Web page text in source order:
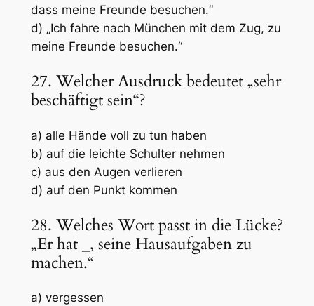
dass meine Freunde besuchen.“
d) „Ich fahre nach München mit dem Zug, zu
meine Freunde besuchen.“
27. Welcher Ausdruck bedeutet „sehr
beschäftigt sein“?
a) alle Hände voll zu tun haben
b) auf die leichte Schulter nehmen
c) aus den Augen verlieren
d) auf den Punkt kommen
28. Welches Wort passt in die Lücke?
„Er hat , seine Hausaufgaben zu
machen.“
a) vergessen